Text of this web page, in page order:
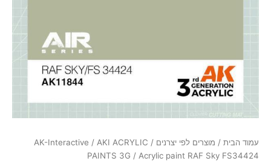
כל
האפשרויות
עמוד הבית / מוצרים לפי יצרנים /
AK-Interactive / AKI ACRYLIC
PAINTS 3G / Acrylic paint RAF Sky FS34424